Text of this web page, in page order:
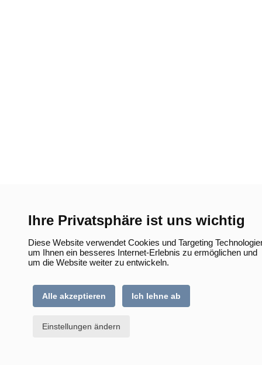
Ihre Privatsphäre ist uns wichtig
Diese Website verwendet Cookies und Targeting
um Ihnen ein besseres Internet-Erlebnis zu ermöglichen und
um die Website weiter zu entwickeln.
Alle akzeptieren Ich lehne ab
Einstellungen ändern